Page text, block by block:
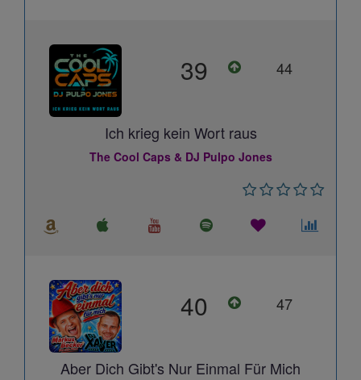
39 44
Ich krieg kein Wort raus
The Cool Caps & DJ Pulpo Jones
40 47
Aber Dich Gibt's Nur Einmal Für Mich